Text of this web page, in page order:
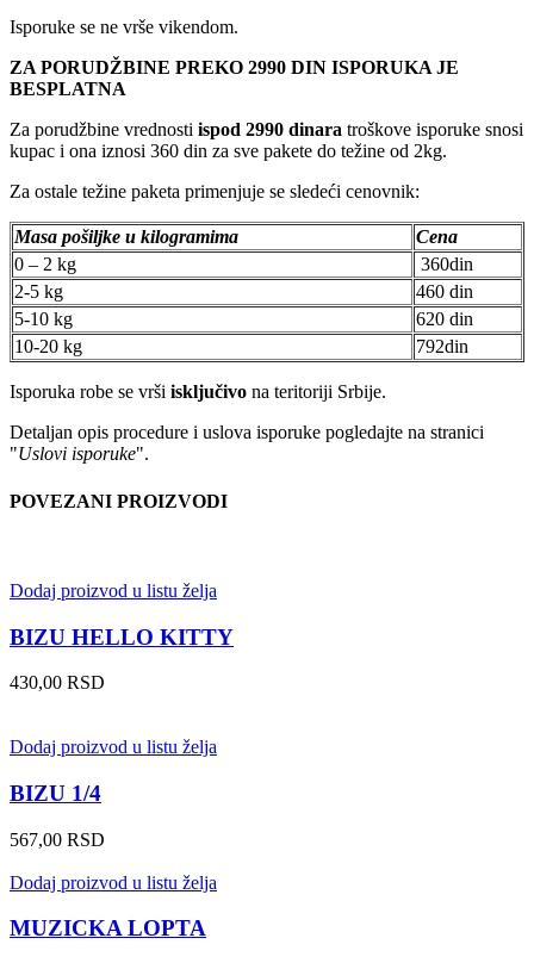
Isporuke se ne vrše vikendom.
ZA PORUDŽBINE PREKO 2990 DIN ISPORUKA JE
BESPLATNA
Za porudžbine vrednosti ispod 2990 dinara troškove isporuke snosi
kupac i ona iznosi 360 din za sve pakete do težine od 2kg.
Za ostale težine paketa primenjuje se sledeći cenovnik:
Masa pošiljke u kilogramima
Cena
0 – 2 kg
360din
2-5 kg
460 din
5-10 kg
620 din
10-20 kg
792din
Isporuka robe se vrši isključivo na teritoriji Srbije.
Detaljan opis procedure i uslova isporuke pogledajte na stranici
"Uslovi isporuke".
POVEZANI PROIZVODI
Dodaj proizvod u listu želja
BIZU HELLO KITTY
430,00 RSD
Dodaj proizvod u listu želja
BIZU 1/4
567,00 RSD
Dodaj proizvod u listu želja
MUZICKA LOPTA